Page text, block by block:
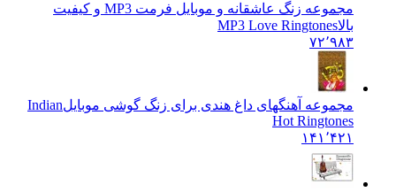
مجموعه زنگ عاشقانه و موبایل فرمت MP3 و کیفیت
بالاMP3 Love Ringtones
۷۲٬۹۸۳
مجموعه آهنگهای داغ هندی برای زنگ گوشی موبایلIndian
Hot Ringtones
۱۴۱٬۴۲۱